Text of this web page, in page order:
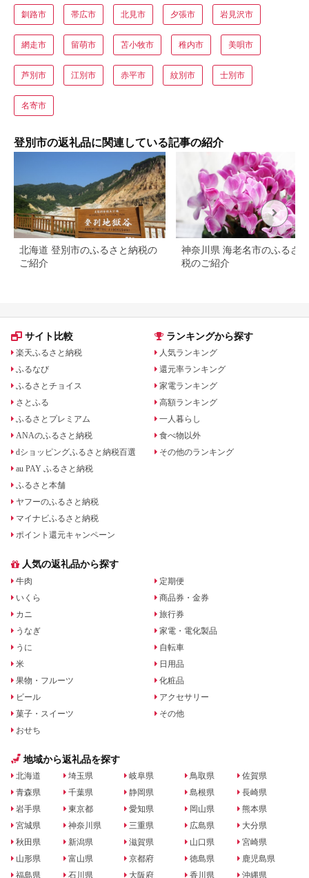
釧路市 帯広市 北見市 夕張市 岩見沢市
網走市 留萌市 苫小牧市 稚内市 美唄市
芦別市 江別市 赤平市 紋別市 士別市
名寄市
登別市の返礼品に関連している記事の紹介
北海道 登別市のふるさと納税の
ご紹介
神奈川県 海老名市のふるさ
税のご紹介
サイト比較
楽天ふるさと納税
ふるなび
ふるさとチョイス
さとふる
ふるさとプレミアム
ANAのふるさと納税
dショッピングふるさと納税百選
au PAY ふるさと納税
ふるさと本舗
ヤフーのふるさと納税
マイナビふるさと納税
ポイント還元キャンペーン
ランキングから探す
人気ランキング
還元率ランキング
家電ランキング
高額ランキング
一人暮らし
食べ物以外
その他のランキング
人気の返礼品から探す
牛肉
いくら
カニ
うなぎ
うに
米
果物・フルーツ
ビール
菓子・スイーツ
おせち
定期便
商品券・金券
旅行券
家電・電化製品
自転車
日用品
化粧品
アクセサリー
その他
地域から返礼品を探す
北海道
青森県
岩手県
宮城県
秋田県
山形県
福島県
埼玉県
千葉県
東京都
神奈川県
新潟県
富山県
石川県
岐阜県
静岡県
愛知県
三重県
滋賀県
京都府
大阪府
鳥取県
島根県
岡山県
広島県
山口県
徳島県
香川県
佐賀県
長崎県
熊本県
大分県
宮崎県
鹿児島県
沖縄県